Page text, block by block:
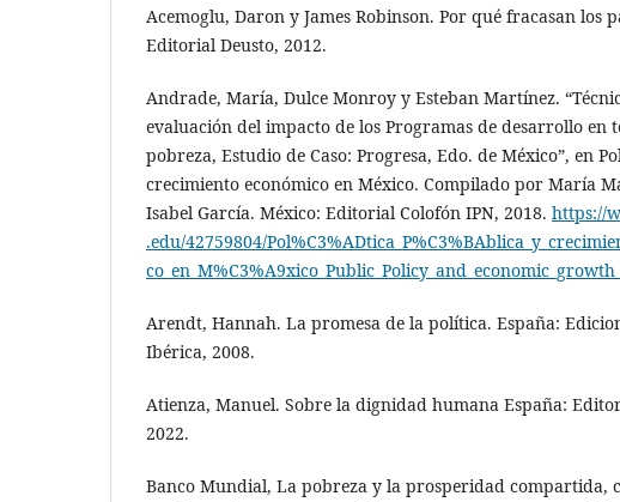
Acemoglu, Daron y James Robinson. Por qué fracasan los
Editorial Deusto, 2012.
Andrade, María, Dulce Monroy y Esteban Martínez.
evaluación del impacto de los Programas de desarrollo en
pobreza, Estudio de Caso: Progresa, Edo. de México”, en
crecimiento económico en México. Compilado por María
Isabel García. México: Editorial Colofón IPN, 2018. https://
.edu/42759804/
Arendt, Hannah. La promesa de la política. España:
Ibérica, 2008.
Atienza, Manuel. Sobre la dignidad humana España:
2022.
Banco Mundial, La pobreza y la prosperidad compartida,